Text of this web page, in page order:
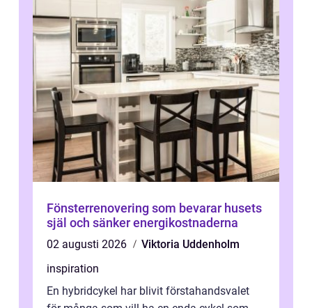
Fönsterrenovering som bevarar husets
själ och sänker energikostnaderna
02 augusti 2026
Viktoria Uddenholm
inspiration
En hybridcykel har blivit förstahandsvalet